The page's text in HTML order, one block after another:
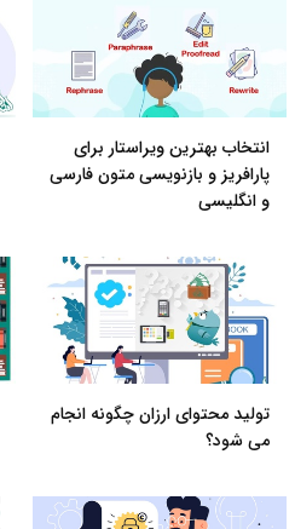
انتخاب بهترین ویراستار برای
پارافریز و بازنویسی متون فارسی
و انگلیسی
تولید محتوای ارزان چگونه انجام
می شود؟